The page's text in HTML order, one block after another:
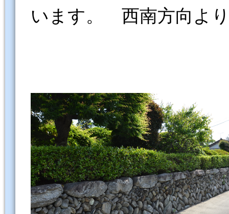
います。 西南方向よ